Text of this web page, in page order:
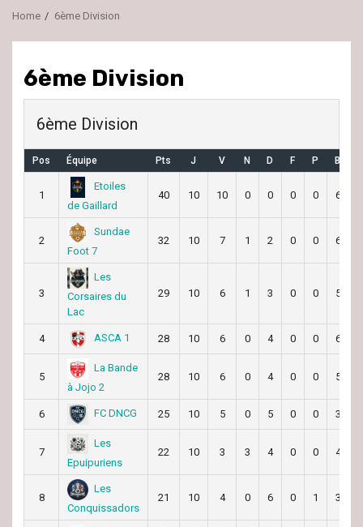
Home 6ème Division
6ème Division
6ème Division
Pos Équipe Pts J V N D F P BP
1
Etoiles
de Gaillard
40 10 10 0 0 0 0 66
2
Sundae
Foot 7
32 10 7 1 2 0 0 62
3
Les
Corsaires du
Lac
29 10 6 1 3 0 0 54
4 ASCA 1 28 10 6 0 4 0 0 63
5
La Bande
à Jojo 2
28 10 6 0 4 0 0 57
6 FC DNCG 25 10 5 0 5 0 0 31
7
Les
Epuipuriens
22 10 3 3 4 0 0 44
8
Les
Conquissadors
21 10 4 0 6 0 1 32